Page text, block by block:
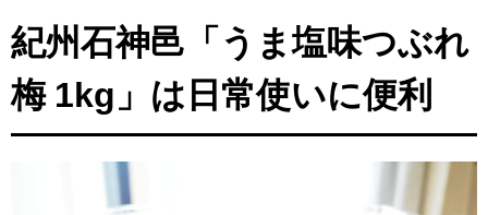
紀州石神邑「うま塩味つぶれ
梅 1kg」は日常使いに便利